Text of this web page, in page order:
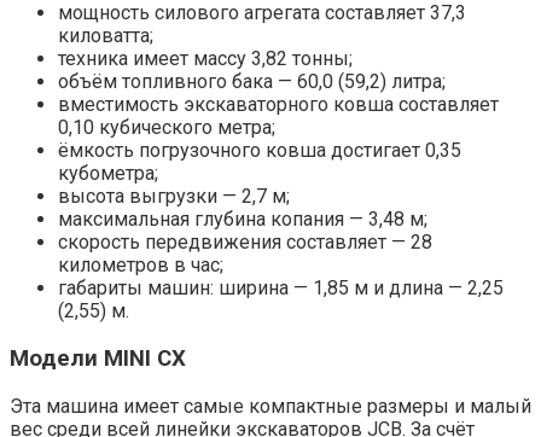
мощность силового агрегата составляет 37,3
киловатта;
техника имеет массу 3,82 тонны;
объём топливного бака — 60,0 (59,2) литра;
вместимость экскаваторного ковша составляет
0,10 кубического метра;
ёмкость погрузочного ковша достигает 0,35
кубометра;
высота выгрузки — 2,7 м;
максимальная глубина копания — 3,48 м;
скорость передвижения составляет — 28
километров в час;
габариты машин: ширина — 1,85 м и длина — 2,25
(2,55) м.
Модели MINI CX
Эта машина имеет самые компактные размеры и малый
вес среди всей линейки экскаваторов JCB. За счёт